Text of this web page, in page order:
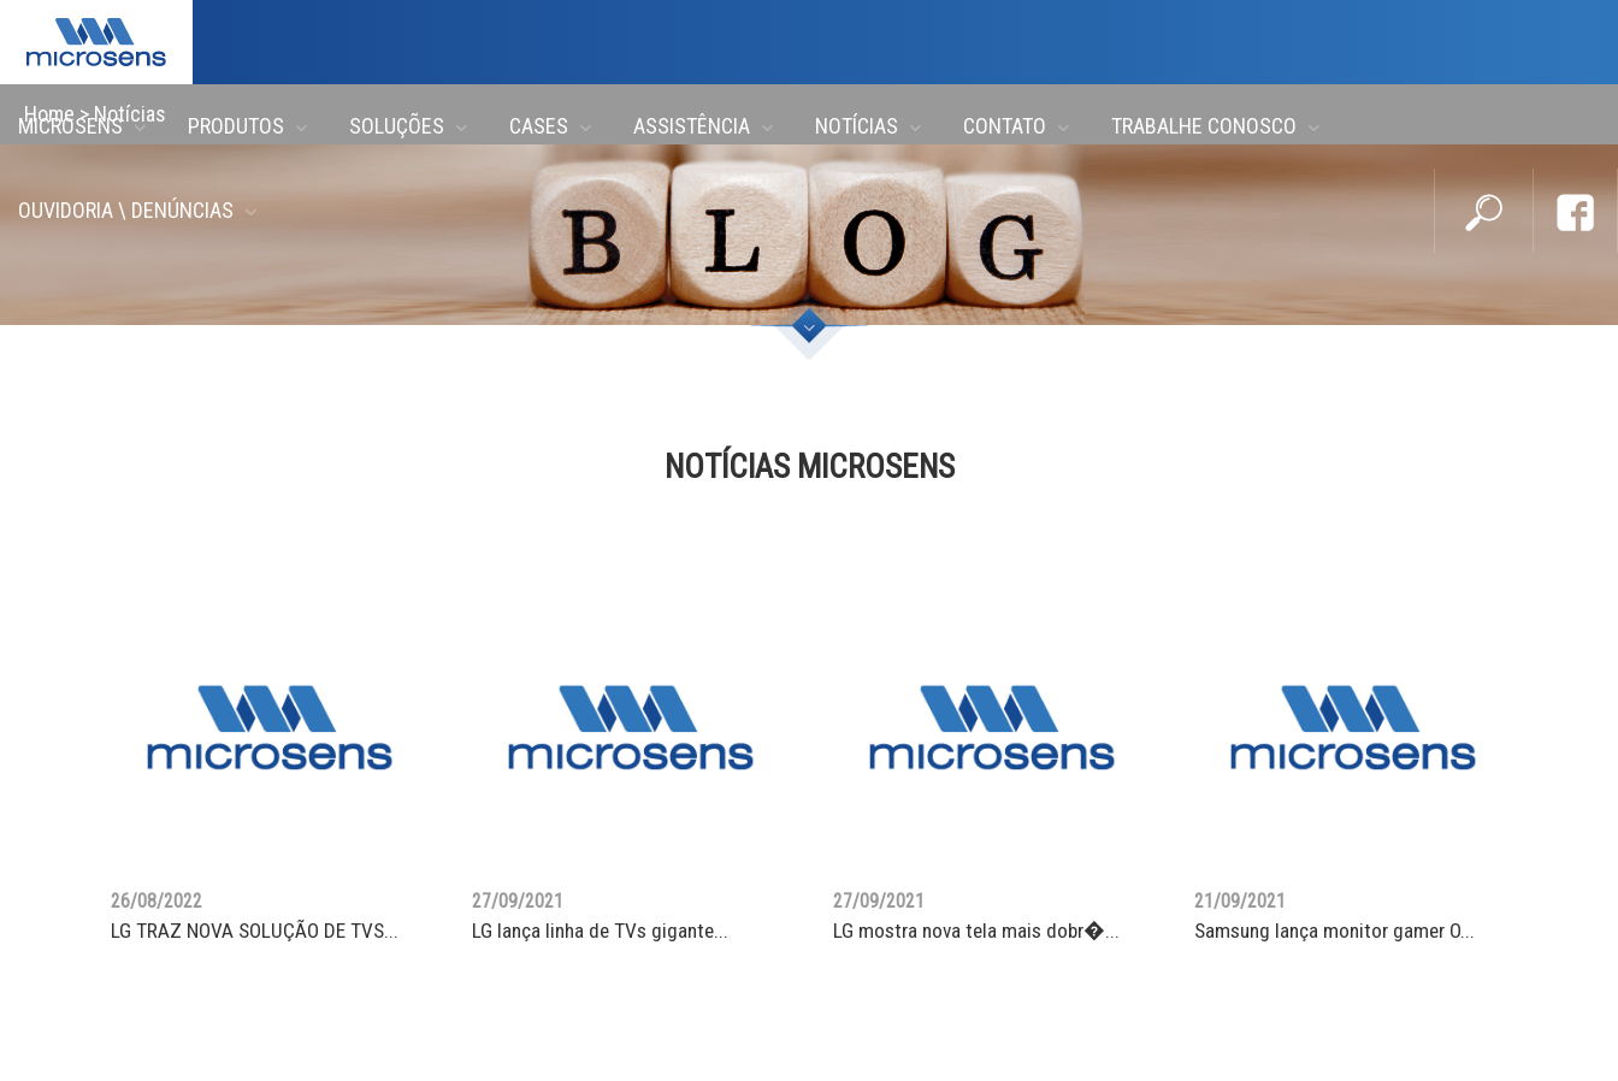
MICROSENS PRODUTOS SOLUÇÕES CASES ASSISTÊNCIA NOTÍCIAS CONTATO TRABALHE CONOSCO
OUVIDORIA \ DENÚNCIAS
Home>Notícias
NOTÍCIAS MICROSENS
26/08/2022
LG TRAZ NOVA SOLUÇÃO DE TVS...
27/09/2021
LG lança linha de TVs gigante...
27/09/2021
LG mostra nova tela mais dobr�...
21/09/2021
Samsung lança monitor gamer O...